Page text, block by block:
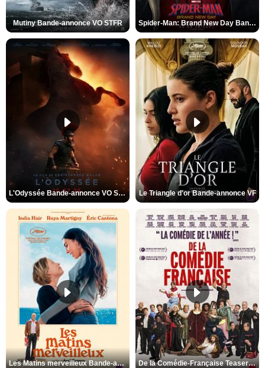
Mutiny Bande-annonce VO STFR Spider-Man: Brand New Day Bande-annonce VO STFR
L'Odyssée Bande-annonce VO STFR Le Triangle d'or Bande-annonce VF
Les Matins merveilleux Bande-annonce VF De la Comédie-Française Teaser VF